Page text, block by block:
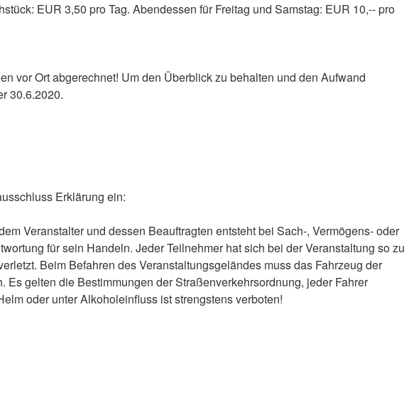
EUR 3,50 pro Tag. Abendessen für Freitag und Samstag: EUR 10,-- pro
vor Ort abgerechnet! Um den Überblick zu behalten und den Aufwand
30.6.2020.
Erklärung ein:
Veranstalter und dessen Beauftragten entsteht bei Sach-, Vermögens- oder
für sein Handeln. Jeder Teilnehmer hat sich bei der Veranstaltung so zu
Beim Befahren des Veranstaltungsgeländes muss das Fahrzeug der
gelten die Bestimmungen der Straßenverkehrsordnung, jeder Fahrer
oder unter Alkoholeinfluss ist strengstens verboten!